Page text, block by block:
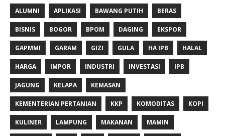
ALUMNI APLIKASI BAWANG PUTIH BERAS
BISNIS BOGOR BPOM DAGING EKSPOR
GAPMMI GARAM GIZI GULA HA IPB HALAL
HARGA IMPOR INDUSTRI INVESTASI IPB
JAGUNG KELAPA KEMASAN
KEMENTERIAN PERTANIAN KKP KOMODITAS KOPI
KULINER LAMPUNG MAKANAN MAMIN